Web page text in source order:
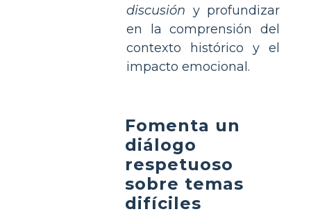
discusión y profundizar
en la comprensión del
contexto histórico y el
impacto emocional.
Fomenta un
diálogo
respetuoso
sobre temas
difíciles